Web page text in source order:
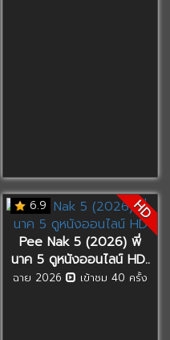
6.9 HD
Pee Nak 5 (2026) พี่
นาค 5 ดูหนังออนไลน์ HD..
ฉาย 2026 เข้าชม 40 ครั้ง